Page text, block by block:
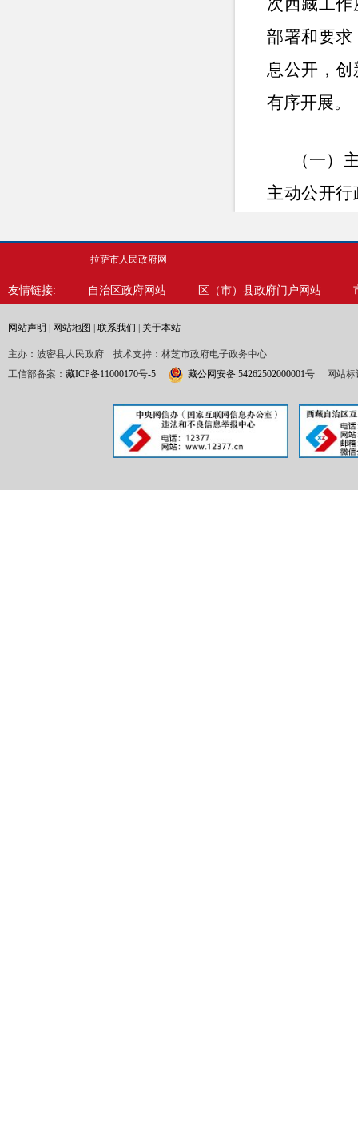
次西藏工
部署和要
息公开，
有序开展。
（一）
主动公开
（二）
（三）
事项。
（四）
公开平台。
拉萨市人民政府网
友情链接: 自治区政府网站 区（市）县政府门户网站
网站声明 网站地图 联系我们 关于本站
主办：波密县人民政府 技术支持：林芝市政府电子政务中心
工信部备案： 藏ICP备11000170号-5 藏公网安备 54262502000001号 网站标